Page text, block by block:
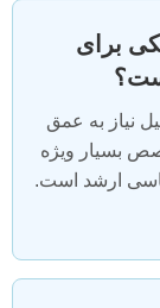
برای
نیاز به عمق
بسیار ویژه
ارشد است.